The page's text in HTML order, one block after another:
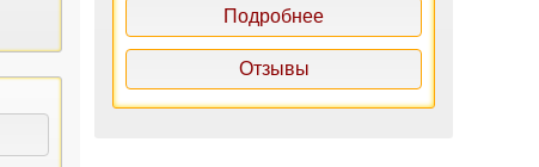
Подробнее
Отзывы